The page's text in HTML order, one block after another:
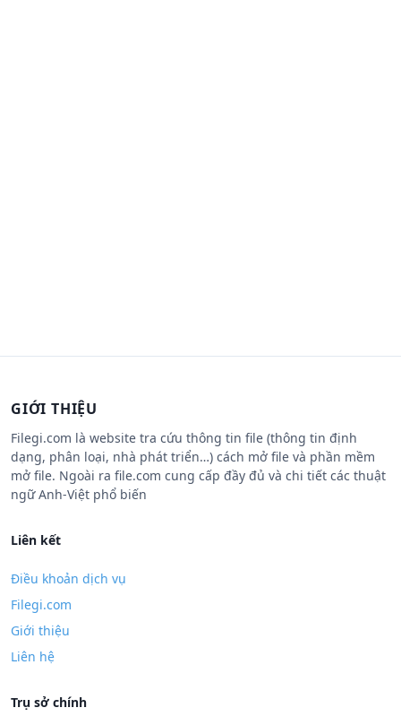
GIỚI THIỆU
Filegi.com là website tra cứu thông tin file (thông tin định
dạng, phân loại, nhà phát triển…) cách mở file và phần mềm
mở file. Ngoài ra file.com cung cấp đầy đủ và chi tiết các thuật
ngữ Anh-Việt phổ biến
Liên kết
Điều khoản dịch vụ
Filegi.com
Giới thiệu
Liên hệ
Trụ sở chính